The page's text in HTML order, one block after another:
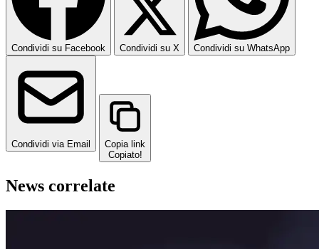
Condividi su Facebook Condividi su X Condividi su WhatsApp
Condividi via Email
Copia link
Copiato!
News correlate